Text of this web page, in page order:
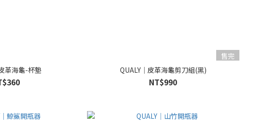
革海龜-杯墊
售完
QUALY｜皮革海龜剪刀組(黑)
NT$990